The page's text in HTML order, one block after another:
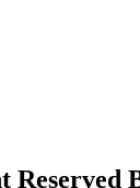
Reserved